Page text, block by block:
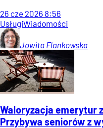
26 cze 2026 8:56
UsługiWiadomości
Jowita Flankowska
Waloryzacja emerytur
Przybywa seniorów z